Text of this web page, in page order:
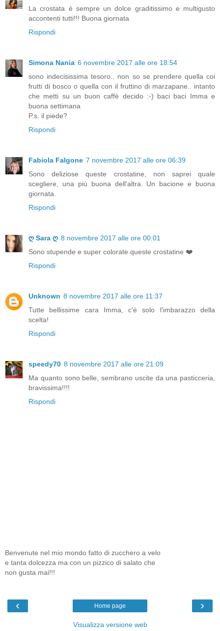
La crostata è sempre un dolce graditissimo e multigusto
accontenti tutti!!! Buona giornata
Rispondi
Simona Nania 6 novembre 2017 alle ore 18:54
sono indecisissima tesoro.. non so se prendere quella coi
frutti di bosco o quella con il fruttino di marzapane.. intanto
che metti su un buon caffè decido :-) baci baci Imma e
buona settimana
P.s. il piede?
Rispondi
Fabiola Falgone 7 novembre 2017 alle ore 06:39
Sono deliziose queste crostatine, non saprei quale
scegliere, una più buona dell'altra. Un bacione e buona
giornata.
Rispondi
ღ Sara ღ 8 novembre 2017 alle ore 00:01
Sono stupende e super colorate queste crostatine ❤️
Rispondi
Unknown 8 novembre 2017 alle ore 11:37
Tutte bellissime cara Imma, c'è solo l'imbarazzo della
scelta!
Rispondi
speedy70 8 novembre 2017 alle ore 21:09
Ma quanto sono belle, sembrano uscite da una pasticceria,
bravissima!!!!
Rispondi
Benvenute nel mio mondo fatto di zucchero a velo
e tanta dolcezza ma con un pizzico di salato che
non gusta mai!!!
‹ ›
Home page
Visualizza versione web